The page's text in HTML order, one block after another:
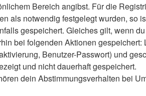
Bereich angibst. Für die
als notwendig festgelegt wurden, so
gespeichert. Gleiches gilt, wenn
bei folgenden Aktionen
Benutzer-Passwort) und
und nicht dauerhaft gespeichert.
dein Abstimmungsverhalten bei